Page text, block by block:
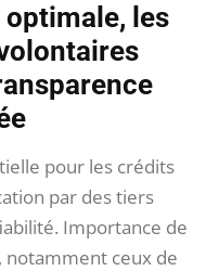
les
pour les crédits
par des tiers
Importance de
notamment ceux de